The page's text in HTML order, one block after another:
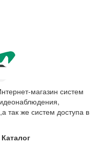
магазин систем
так же систем доступа в
Каталог